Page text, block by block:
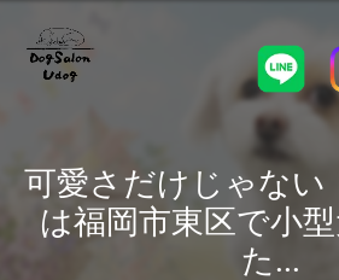
可愛さだけじゃない
は福岡市東区で小
た...